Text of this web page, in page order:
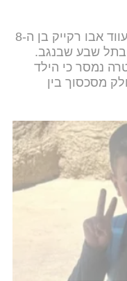
נזכיר כי מוקדם יותר החודש יוסף עווד אבו רקייק בן ה-8
בתל שבע שבנגב.
נמסר כי הילד
מסכסוך בין